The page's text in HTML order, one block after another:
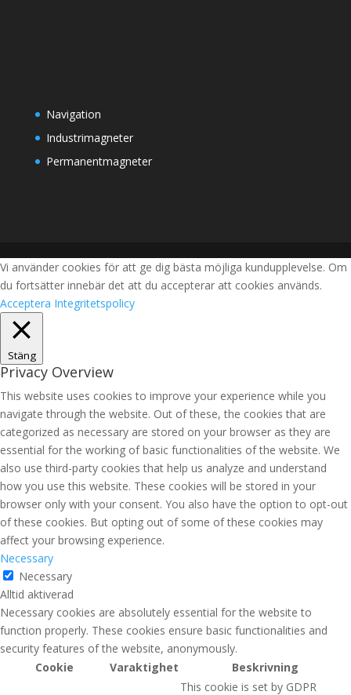
Navigation
Industrimagneter
Permanentmagneter
Vi använder cookies för att ge dig bästa möjliga kundupplevelse. Om
du fortsätter innebär det att du accepterar att cookies används.
Acceptera Integritetspolicy
Stäng
Privacy Overview
This website uses cookies to improve your experience while you
navigate through the website. Out of these, the cookies that are
categorized as necessary are stored on your browser as they are
essential for the working of basic functionalities of the website. We
also use third-party cookies that help us analyze and understand
how you use this website. These cookies will be stored in your
browser only with your consent. You also have the option to opt-out
of these cookies. But opting out of some of these cookies may
affect your browsing experience.
Necessary
Necessary
Alltid aktiverad
Necessary cookies are absolutely essential for the website to
function properly. These cookies ensure basic functionalities and
security features of the website, anonymously.
Cookie
Varaktighet Beskrivning
This cookie is set by GDPR